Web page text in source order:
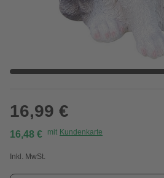
16,99 €
16,48 € mit Kundenkarte
Inkl. MwSt.